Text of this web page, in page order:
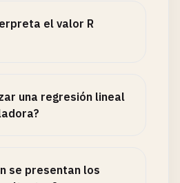
el valor R
una regresión lineal
se presentan los